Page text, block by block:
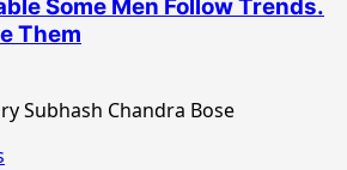
Some Men Follow Trends.
Them